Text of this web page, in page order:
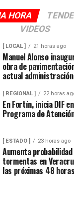
HORA
VIDEOS
[ LOCAL ] 21 horas ago
Manuel Alonso
obra de
actual administración
[ REGIONAL ] 22 horas
En Fortín, inicia DIF
Programa de
[ ESTADO ] 23 horas ago
Aumenta
tormentas en
las próximas 48 horas